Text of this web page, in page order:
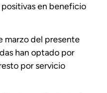
en beneficio
marzo del presente
han optado por
por servicio